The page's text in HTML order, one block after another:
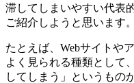
滞してしまいやすい代表
ご紹介しようと思います。
たとえば、Webサイトや
よく見られる種類として
してしまう」というもの